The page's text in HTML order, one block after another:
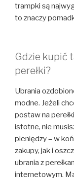
trampki są
to znaczy
Gdzie kupić
perełki?
Ubrania
modne. Jeżeli
postaw na
istotne, nie
pieniędzy – w
zakupy, jak i
ubrania z
internetowym.